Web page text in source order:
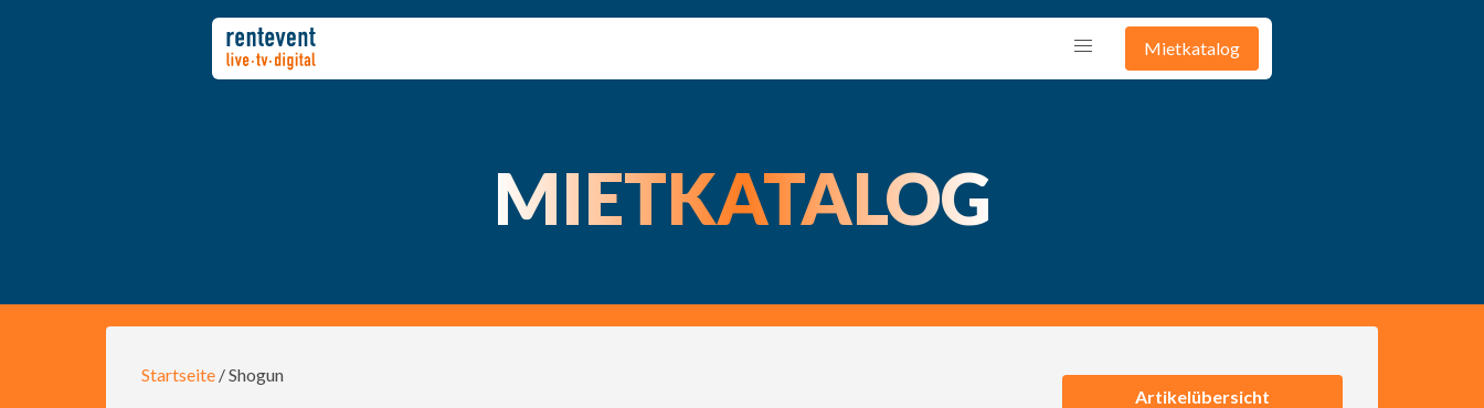
Mietkatalog
MIETKATALOG
Startseite / Shogun
Artikelübersicht